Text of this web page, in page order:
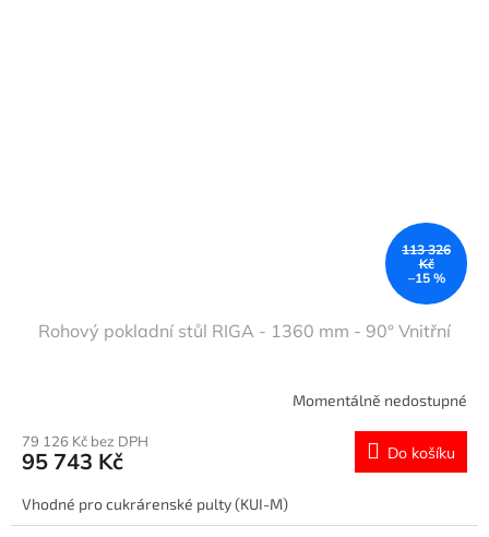
113 326
Kč
–15 %
Rohový pokladní stůl RIGA - 1360 mm - 90° Vnitřní
Momentálně nedostupné
79 126 Kč bez DPH
95 743 Kč Do košíku
Vhodné pro cukrárenské pulty (KUI-M)